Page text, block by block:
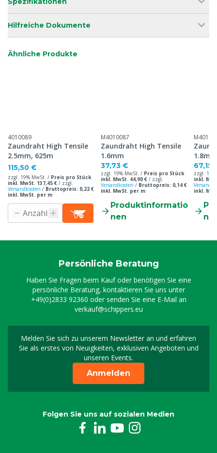
Hilfreiche Dokumente
Ähnliche Produkte
4010089
Zaundraht High Tensile
2.5mm, 625m
115,50 €
zzgl. 19% MwSt. / Preis pro Stück
inkl. MwSt. 137,45 € / zzgl.
Versandkosten / Bruttopreis: 0,22 €
inkl. MwSt. per m
M4010087
Zaundraht High Tensile
1.6mm
37,73 €
zzgl. 19% MwSt. / Preis pro Stück
inkl. MwSt. 44,90 € / zzgl.
Versandkosten / Bruttopreis: 0,14 €
inkl. MwSt. per m
Produktinformatio
nen
1.8mm
67,15
zzgl.
inkl.
inkl.
Persönliche Beratung
Haben Sie Fragen beim Kauf oder benötigen Sie eine
persönliche Beratung, kontaktieren Sie uns unter
+49(0)2833 92360 oder senden Sie eine E-Mail an
verkauf@schippers.eu
Melden Sie sich zu unserem Newsletter an und erfahren
Sie als erstes von Neuigkeiten, exklusiven Angeboten und
unseren Events.
Melden Sie sich für
Anmelden
Folgen Sie uns auf sozialen Medien